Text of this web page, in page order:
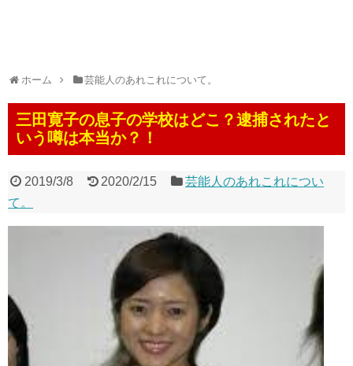
ホーム 芸能人のあれこれについて。
三田寛子の息子の学校はどこ？逮捕されたと
いう噂は本当か？！
2019/3/8 2020/2/15
芸能人のあれこれについ
て。